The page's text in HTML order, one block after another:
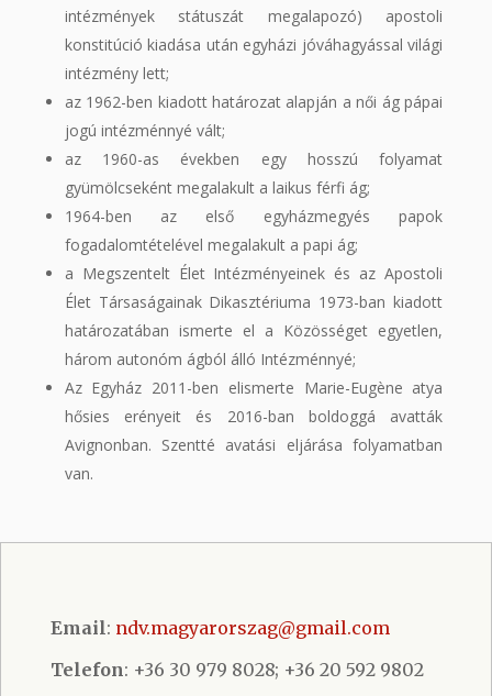
intézmények státuszát megalapozó) apostoli
konstitúció kiadása után egyházi jóváhagyással világi
intézmény lett;
az 1962-ben kiadott határozat alapján a női ág pápai
jogú intézménnyé vált;
az 1960-as években egy hosszú folyamat
gyümölcseként megalakult a laikus férfi ág;
1964-ben az első egyházmegyés papok
fogadalomtételével megalakult a papi ág;
a Megszentelt Élet Intézményeinek és az Apostoli
Élet Társaságainak Dikasztériuma 1973-ban kiadott
határozatában ismerte el a Közösséget egyetlen,
három autonóm ágból álló Intézménnyé;
Az Egyház 2011-ben elismerte Marie-Eugène atya
hősies erényeit és 2016-ban boldoggá avatták
Avignonban. Szentté avatási eljárása folyamatban
van.
Email: ndv.magyarorszag@gmail.com
Telefon: +36 30 979 8028; +36 20 592 9802